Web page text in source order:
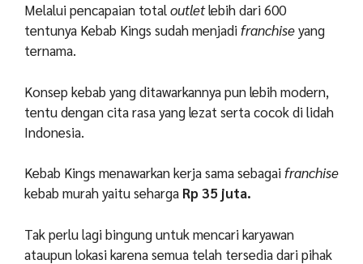
Melalui pencapaian totaloutletlebih dari 600
tentunya Kebab Kings sudah menjadifranchiseyang
ternama.
Konsep kebab yang ditawarkannya pun lebih modern,
tentu dengan cita rasa yang lezat serta cocok di lidah
Indonesia.
Kebab Kings menawarkan kerja sama sebagaifranchise
kebab murah yaitu seharga Rp 35 juta.
Tak perlu lagi bingung untuk mencari karyawan
ataupun lokasi karena semua telah tersedia dari pihak